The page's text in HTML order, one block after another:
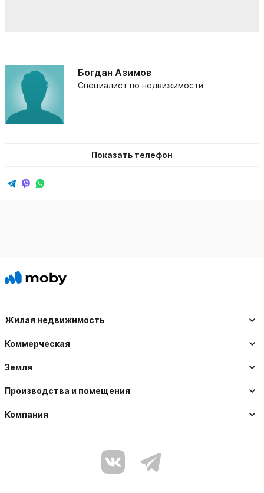
Богдан Азимов
Специалист по недвижимости
Показать телефон
Жилая недвижимость
Коммерческая
Земля
Производства и помещения
Компания